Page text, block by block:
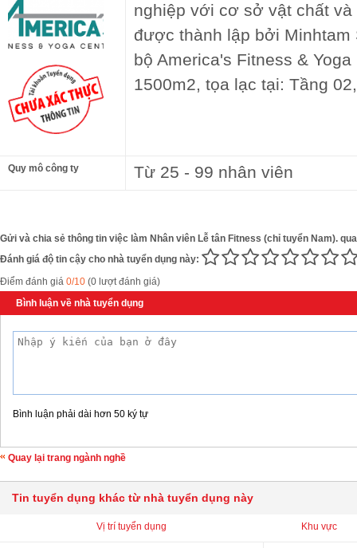
nghiệp với cơ sở vật chất
được thành lập bởi Minhtam
bộ America's Fitness &
1500m2, tọa lạc tại: Tầng
Quy mô công ty Từ 25 - 99 nhân viên
Gửi và chia sẻ thông tin việc làm Nhân viên Lễ tân Fitness (chỉ tuyển Nam).
Đánh giá độ tin cậy cho nhà tuyển dụng này:
Điểm đánh giá 0/10 (0 lượt đánh giá)
Bình luận về nhà tuyển dụng
Bình luận phải dài hơn 50 ký tự
Quay lại trang ngành nghề
Tin tuyển dụng khác từ nhà tuyển dụng này
Vị trí tuyển dụng Khu vực